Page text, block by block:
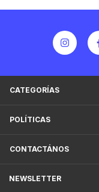
CATEGORÍAS
POLÍTICAS
CONTACTÁNOS
NEWSLETTER